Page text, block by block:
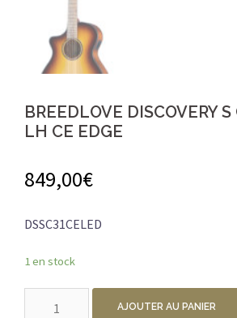
BREEDLOVE DISCOVERY
LH CE EDGE
849,00€
DSSC31CELED
1 en stock
AJOUTER AU PANIER